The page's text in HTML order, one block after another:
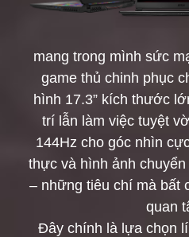
mang trong mình sức
game thủ chinh phục
hình 17.3” kích thước
trí lẫn làm việc tuyệt
144Hz cho góc nhìn
thực và hình ảnh
– những tiêu chí mà bất
quan
Đây chính là lựa chọn